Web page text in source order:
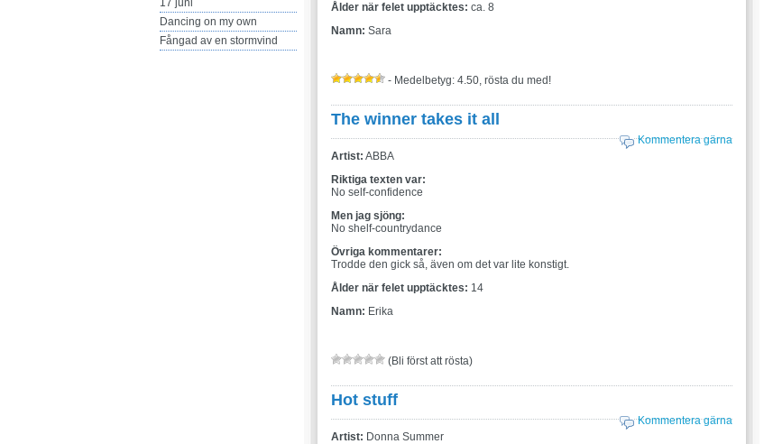
17 juni
Dancing on my own
Fångad av en stormvind
Ålder när felet upptäcktes: ca. 8
Namn: Sara
- Medelbetyg: 4.50, rösta du med!
The winner takes it all
Kommentera gärna
Artist: ABBA
Riktiga texten var:
No self-confidence
Men jag sjöng:
No shelf-countrydance
Övriga kommentarer:
Trodde den gick så, även om det var lite konstigt.
Ålder när felet upptäcktes: 14
Namn: Erika
(Bli först att rösta)
Hot stuff
Kommentera gärna
Artist: Donna Summer